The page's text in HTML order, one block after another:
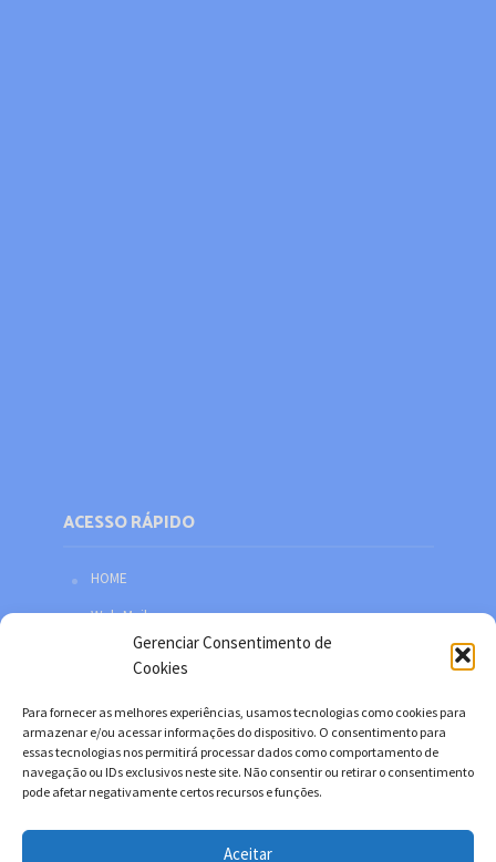
Gerenciar Consentimento de
Cookies
Para fornecer as melhores experiências, usamos tecnologias como cookies para
armazenar e/ou acessar informações do dispositivo. O consentimento para
essas tecnologias nos permitirá processar dados como comportamento de
navegação ou IDs exclusivos neste site. Não consentir ou retirar o consentimento
pode afetar negativamente certos recursos e funções.
Aceitar
ACESSO RÁPIDO
HOME
Web Mail
Política de privacidade
Facebook
Twitter
YouTube
Instagram